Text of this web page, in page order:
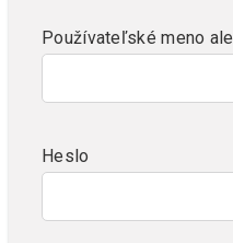
Používateľské meno
Heslo